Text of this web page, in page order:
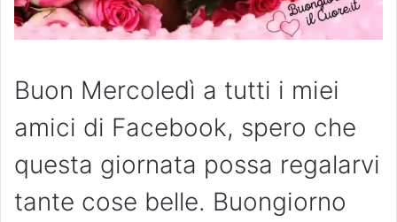
Buon Mercoledì a tutti i miei
amici di Facebook, spero che
questa giornata possa regalarvi
tante cose belle. Buongiorno